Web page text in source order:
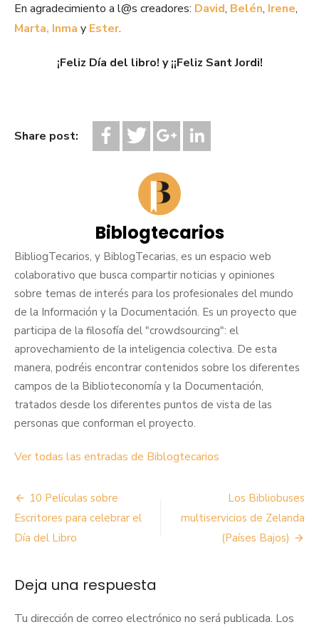
En agradecimiento a l@s creadores: David, Belén, Irene,
Marta, Inma y Ester.
¡Feliz Día del libro! y ¡¡Feliz Sant Jordi!
Share post:
Biblogtecarios
BibliogTecarios, y BiblogTecarias, es un espacio web
colaborativo que busca compartir noticias y opiniones
sobre temas de interés para los profesionales del mundo
de la Información y la Documentación. Es un proyecto que
participa de la filosofía del "crowdsourcing": el
aprovechamiento de la inteligencia colectiva. De esta
manera, podréis encontrar contenidos sobre los diferentes
campos de la Biblioteconomía y la Documentación,
tratados desde los diferentes puntos de vista de las
personas que conforman el proyecto.
Ver todas las entradas de Biblogtecarios
Navegación
de
entradas
10 Películas sobre
Escritores para celebrar el
Día del Libro
Los Bibliobuses
multiservicios de Zelanda
(Países Bajos)
Deja una respuesta
Tu dirección de correo electrónico no será publicada. Los